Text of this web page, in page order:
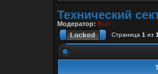
Технический
Модератор: Buh
Страница 1 из 1